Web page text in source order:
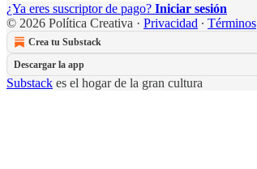
¿Ya eres suscriptor de pago? Iniciar sesión
© 2026 Política Creativa · Privacidad ∙ Términos
Crea tu Substack
Descargar la app
Substack es el hogar de la gran cultura